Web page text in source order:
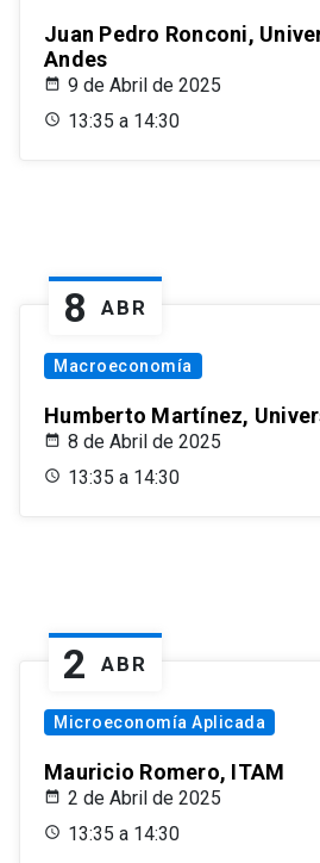
Juan Pedro Ronconi,
Andes
9 de Abril de 2025
13:35 a 14:30
8 ABR
Macroeconomía
Humberto Martínez,
8 de Abril de 2025
13:35 a 14:30
2 ABR
Microeconomía Aplicada
Mauricio Romero, ITAM
2 de Abril de 2025
13:35 a 14:30